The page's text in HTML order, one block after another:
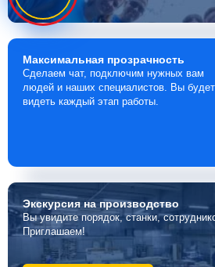
Максимальная прозрачность
Сделаем чат, подключим нужных вам
людей и наших специалистов. Вы
видеть каждый этап работы.
Экскурсияна производство
Вы увидите порядок, станки,
Приглашаем!